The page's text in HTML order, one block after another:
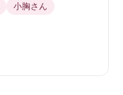
小胸さん